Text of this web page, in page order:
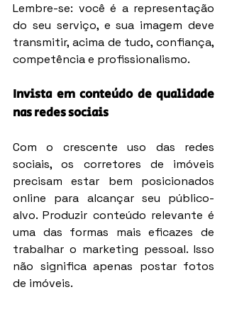
Lembre-se: você é a representação
do seu serviço, e sua imagem deve
transmitir, acima de tudo, confiança,
competência e profissionalismo.
Invista em conteúdo de qualidade
nas redes sociais
Com o crescente uso das redes
sociais, os corretores de imóveis
precisam estar bem posicionados
online para alcançar seu público-
alvo. Produzir conteúdo relevante é
uma das formas mais eficazes de
trabalhar o marketing pessoal. Isso
não significa apenas postar fotos
de imóveis.